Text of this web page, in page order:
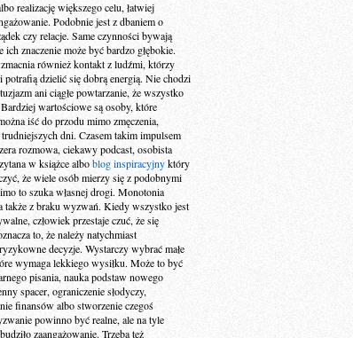
realizację większego celu, łatwiej
Podobnie jest z dbaniem o
czy relacje. Same czynności bywają
ich znaczenie może być bardzo głębokie.
również kontakt z ludźmi, którzy
potrafią dzielić się dobrą energią. Nie chodzi
ani ciągłe powtarzanie, że wszystko
wartościowe są osoby, które
iść do przodu mimo zmęczenia,
dni. Czasem takim impulsem
rozmowa, ciekawy podcast, osobista
w książce alboblog inspiracyjnyktóry
że wiele osób mierzy się z podobnymi
to szuka własnej drogi. Monotonia
także z braku wyzwań. Kiedy wszystko jest
człowiek przestaje czuć, że się
to, że należy natychmiast
decyzje. Wystarczy wybrać małe
wymaga lekkiego wysiłku. Może to być
pisania, nauka podstaw nowego
spacer, ograniczenie słodyczy,
finansów albo stworzenie czegoś
powinno być realne, ale na tyle
zaangażowanie. Trzeba też